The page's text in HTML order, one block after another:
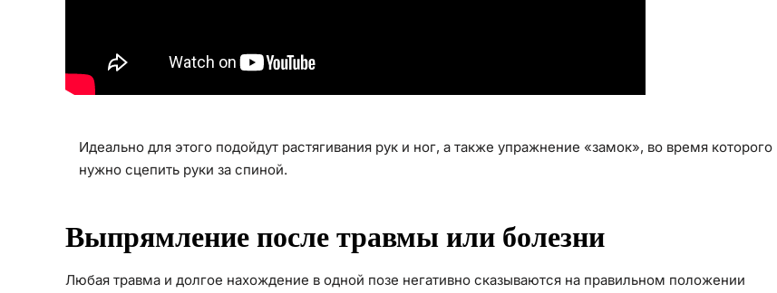
Идеально для этого подойдут растягивания рук и ног, а также упражнение «замок», во время которого
нужно сцепить руки за спиной.
Выпрямление после травмы или болезни
Любая травма и долгое нахождение в одной позе негативно сказываются на правильном положении